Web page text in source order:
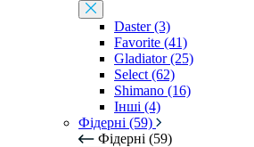
Daster (3)
Favorite (41)
Gladiator (25)
Select (62)
Shimano (16)
Інші (4)
Фідерні (59)
Фідерні (59)